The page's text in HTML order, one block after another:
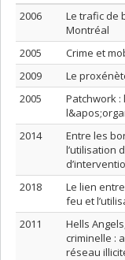
2006
Le trafic de
Montréal
2005
Crime et
2009
Le
2005
Patchwork
2014
Entre les
l’utilisation
2018
Le lien
feu et
2011
Hells
criminelle :
réseau